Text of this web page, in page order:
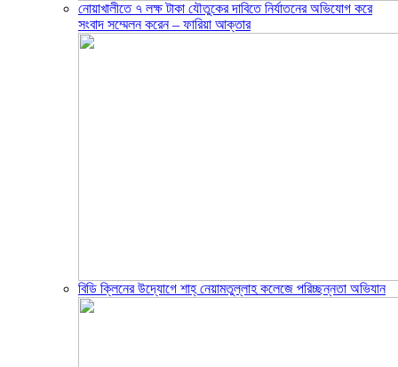
নোয়াখালীতে ৭ লক্ষ টাকা যৌতুকের দাবিতে নির্যাতনের অভিযোগ করে
সংবাদ সম্মেলন করেন – ফারিয়া আক্তার
বিডি ক্লিনের উদ্যোগে শাহ্ নেয়ামতুল্লাহ কলেজে পরিচ্ছন্নতা অভিযান